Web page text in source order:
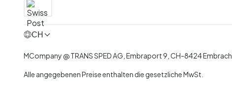
CH
MCompany@TRANS SPED AG, Embraport 9 CH-8424 Embrach ,
Alle angegebenen Preise enthalten die gesetzliche MwSt.